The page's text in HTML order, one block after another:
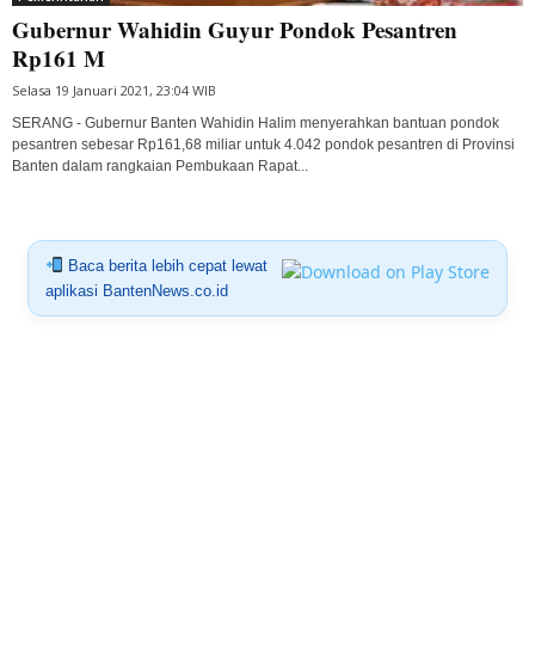
Gubernur Wahidin Guyur Pondok Pesantren
Rp161 M
Selasa 19 Januari 2021, 23:04 WIB
SERANG - Gubernur Banten Wahidin Halim menyerahkan bantuan pondok
pesantren sebesar Rp161,68 miliar untuk 4.042 pondok pesantren di Provinsi
Banten dalam rangkaian Pembukaan Rapat...
Baca berita lebih cepat lewat
aplikasi BantenNews.co.id